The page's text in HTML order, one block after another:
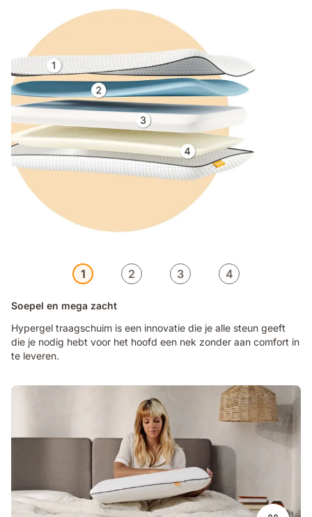
1 2 3 4
Soepel en mega zacht
Hypergel traagschuim is een innovatie die je alle steun geeft
die je nodig hebt voor het hoofd een nek zonder aan comfort in
te leveren.
Emma_Pillow